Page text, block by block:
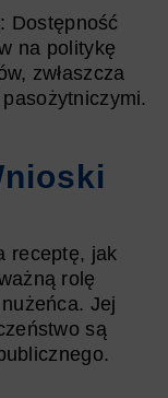
: Dostępność
na politykę
zwłaszcza
receptę, jak
rolę
Jej
są